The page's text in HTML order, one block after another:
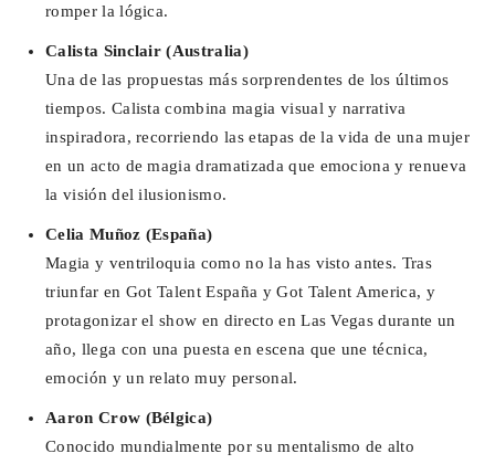
romper la lógica.
Calista Sinclair (Australia)
Una de las propuestas más sorprendentes de los últimos
tiempos. Calista combina magia visual y narrativa
inspiradora, recorriendo las etapas de la vida de una mujer
en un acto de magia dramatizada que emociona y renueva
la visión del ilusionismo.
Celia Muñoz (España)
Magia y ventriloquia como no la has visto antes. Tras
triunfar en Got Talent España y Got Talent America, y
protagonizar el show en directo en Las Vegas durante un
año, llega con una puesta en escena que une técnica,
emoción y un relato muy personal.
Aaron Crow (Bélgica)
Conocido mundialmente por su mentalismo de alto